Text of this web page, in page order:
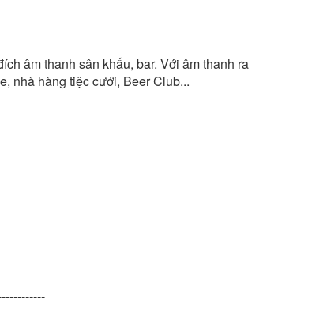
âm thanh sân khấu, bar. Với âm thanh ra
nhà hàng tiệc cưới, Beer Club...